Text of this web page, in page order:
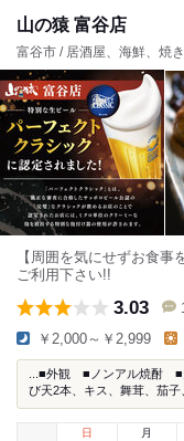
山の猿 富谷店
富谷市 / 居酒屋、海鮮、焼
【周囲を気にせずお食
ご利用下さい!!
3.03
￥2,000～￥2,999
...■外観 ■ノンアル焼酎
び天2本、キス、舞茸、茄
日
月